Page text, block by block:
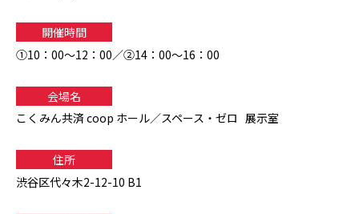
開催時間
①10：00～12：00／②14：00～16：00
会場名
こくみん共済 coop ホール／スペース・ゼロ 展示室
住所
渋谷区代々木2-12-10 B1